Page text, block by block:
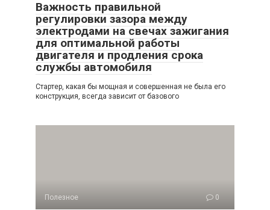
Важность правильной
регулировки зазора между
электродами на свечах зажигания
для оптимальной работы
двигателя и продления срока
службы автомобиля
Стартер, какая бы мощная и совершенная не была его
конструкция, всегда зависит от базового
Полезное 0